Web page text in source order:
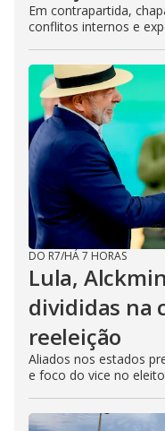
Em contrapartida,
conflitos internos e
DO R7/HÁ 7 HORAS
Lula,
divididas na
reeleição
Aliados nos estados
e foco do vice no